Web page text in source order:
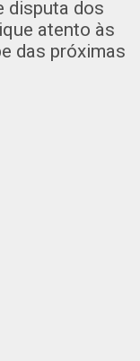
disputa dos
atento às
das próximas